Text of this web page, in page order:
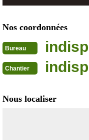
Nos coordonnées
Bureau
Chantier
Nous localiser